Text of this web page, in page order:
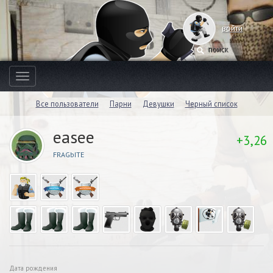
войти
Toggle
navigation
Все пользователи Парни Девушки Черный список
easee
FRAGbITE
+3,26
Дата рождения